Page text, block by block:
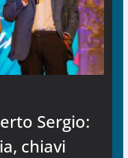
Sergio:
chiavi